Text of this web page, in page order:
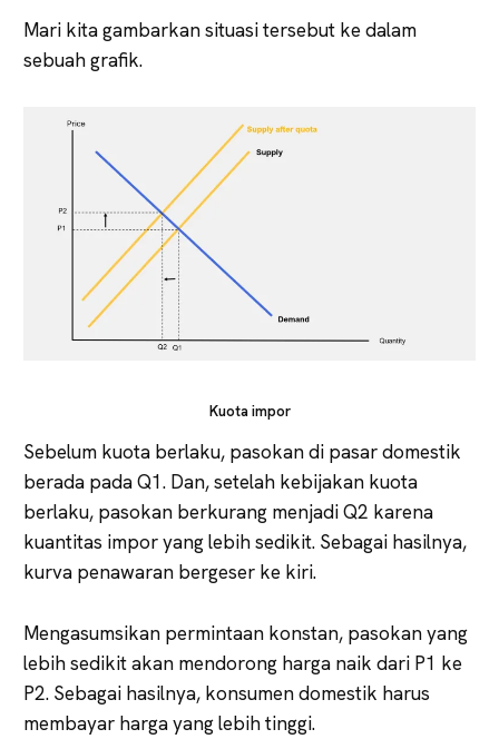
Mari kita gambarkan situasi tersebut ke dalam
sebuah grafik.
Kuota impor
Sebelum kuota berlaku, pasokan di pasar domestik
berada pada Q1. Dan, setelah kebijakan kuota
berlaku, pasokan berkurang menjadi Q2 karena
kuantitas impor yang lebih sedikit. Sebagai hasilnya,
kurva penawaran bergeser ke kiri.
Mengasumsikan permintaan konstan, pasokan yang
lebih sedikit akan mendorong harga naik dari P1 ke
P2. Sebagai hasilnya, konsumen domestik harus
membayar harga yang lebih tinggi.